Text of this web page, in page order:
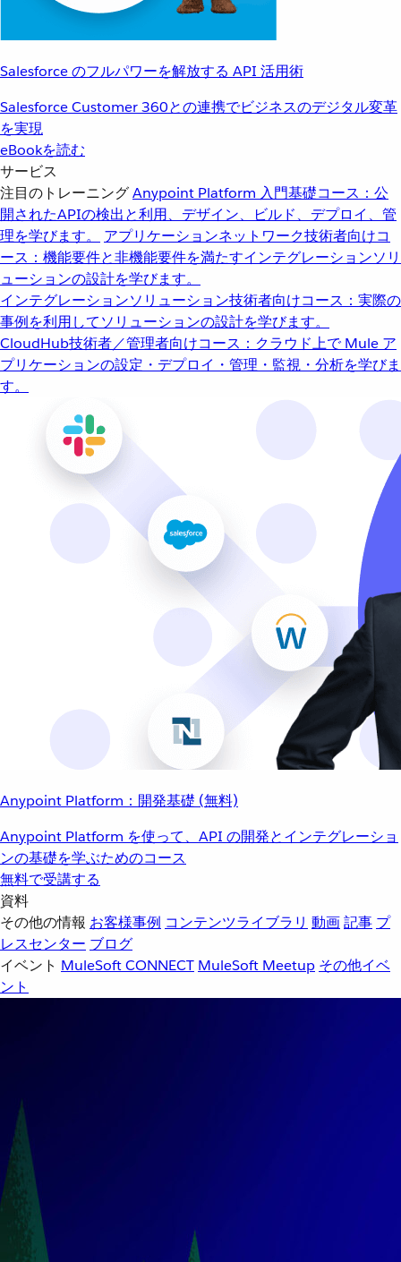
Salesforce のフルパワーを解放する API 活用術
Salesforce Customer 360との連携でビジネスのデジタル変革
を実現
eBookを読む
サービス
注目のトレーニングAnypoint Platform 入門基礎コース：公
開されたAPIの検出と利用、デザイン、ビルド、デプロイ、管
理を学びます。
アプリケーションネットワーク技術者向けコ
ース：機能要件と非機能要件を満たすインテグレーションソリ
ューションの設計を学びます。
インテグレーションソリューション技術者向けコース：実際の
事例を利用してソリューションの設計を学びます。
CloudHub技術者／管理者向けコース：クラウド上で Mule ア
プリケーションの設定・デプロイ・管理・監視・分析を学びま
す。
Anypoint Platform：開発基礎 (無料)
Anypoint Platform を使って、API の開発とインテグレーショ
ンの基礎を学ぶためのコース
無料で受講する
資料
その他の情報 お客様事例 コンテンツライブラリ 動画記事 プ
レスセンター ブログ
イベント MuleSoft CONNECT MuleSoft Meetup その他イベ
ント